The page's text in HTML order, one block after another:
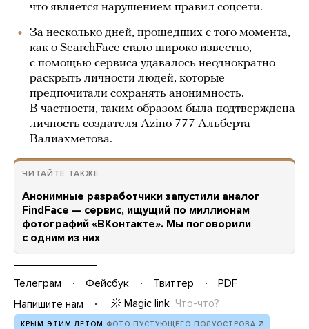
что является нарушением правил соцсети.
За несколько дней, прошедших с того момента,
как о SearchFace стало широко известно,
с помощью сервиса удавалось неоднократно
раскрыть личности людей, которые
предпочитали сохранять анонимность.
В частности, таким образом была подтверждена
личность создателя Azino 777 Альберта
Валиахметова.
ЧИТАЙТЕ ТАКЖЕ
Анонимные разработчики запустили аналог
FindFace — сервис, ищущий по миллионам
фотографий «ВКонтакте». Мы поговорили
с одним из них
Телеграм Фейсбук Твиттер
PDF
Напишите нам
Magic link Что-что?
КРЫМ ЭТИМ ЛЕТОМ ФОТО ПУСТУЮЩЕГО ПОЛУОСТРОВА